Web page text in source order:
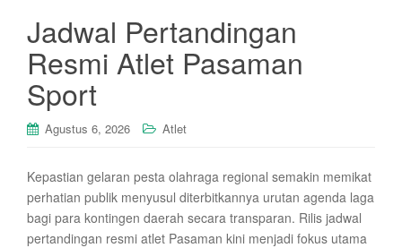
i
o
Jadwal Pertandingan
Resmi Atlet Pasaman
Sport
Agustus 6, 2026 Atlet
Kepastian gelaran pesta olahraga regional semakin memikat
perhatian publik menyusul diterbitkannya urutan agenda laga
bagi para kontingen daerah secara transparan. Rilis jadwal
pertandingan resmi atlet Pasaman kini menjadi fokus utama